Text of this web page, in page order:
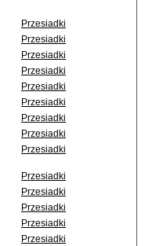
Przesiadki
Przesiadki
Przesiadki
Przesiadki
Przesiadki
Przesiadki
Przesiadki
Przesiadki
Przesiadki
Przesiadki
Przesiadki
Przesiadki
Przesiadki
Przesiadki